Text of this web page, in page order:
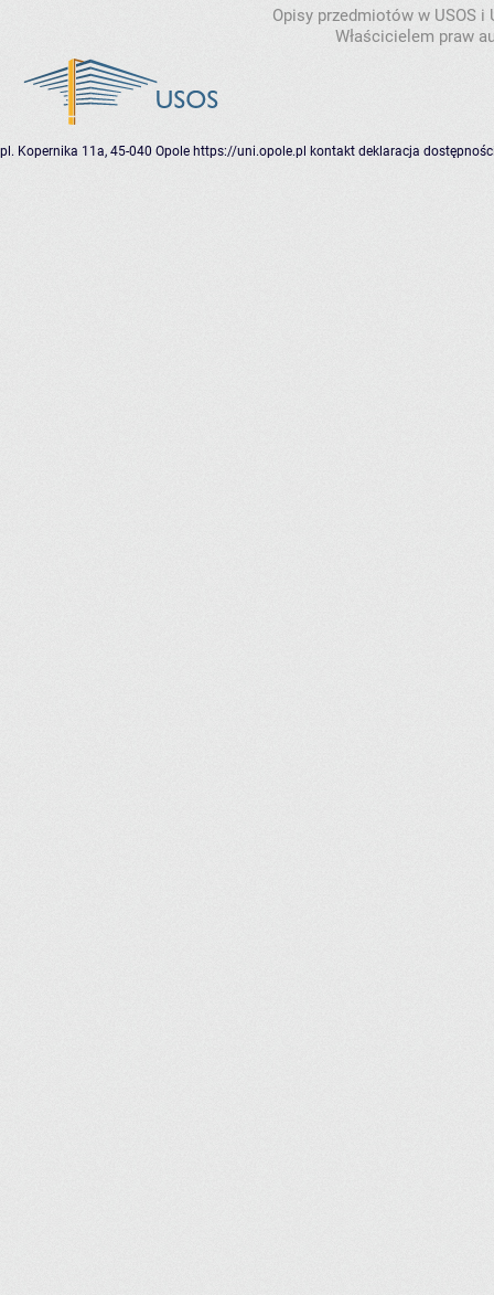
Opisy przedmiotów w USOS
Właścicielem praw
pl. Kopernika 11a, 45-040 Opole https://uni.opole.pl kontakt deklaracja